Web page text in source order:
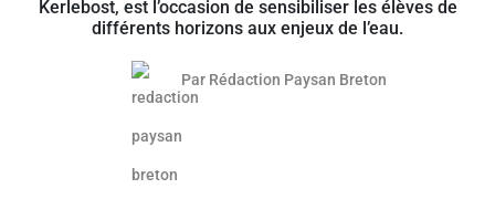
Kerlebost, est l’occasion de sensibiliser les élèves de
différents horizons aux enjeux de l’eau.
Article réservé aux abonnés
Par Rédaction Paysan Breton